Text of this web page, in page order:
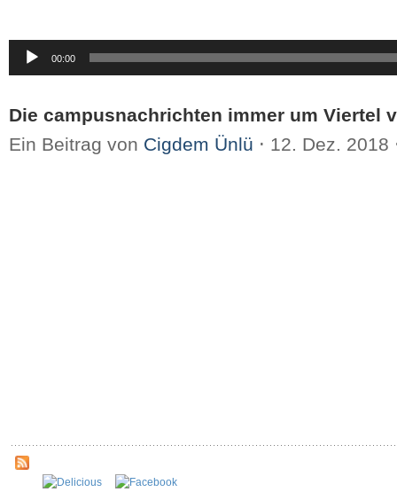
Audio-
Player
00:00
Die campusnachrichten immer um Viertel
Ein Beitrag von Cigdem Ünlü ⋅ 12. Dez. 2018